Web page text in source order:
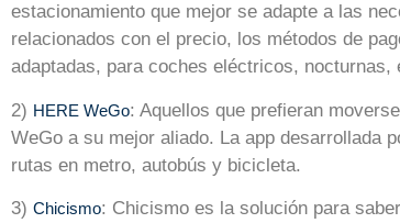
estacionamiento que mejor se adapte a las
relacionados con el precio, los métodos de
adaptadas, para coches eléctricos, nocturnas,
2) HERE WeGo: Aquellos que prefieran
WeGo a su mejor aliado. La app desarrollada
rutas en metro, autobús y bicicleta.
3) Chicismo: Chicismo es la solución para